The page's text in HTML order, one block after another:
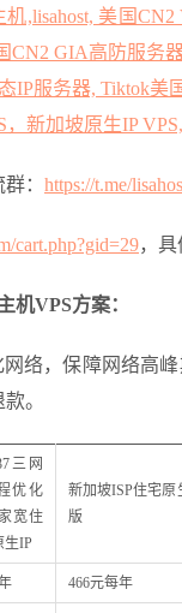
,lisahost, 美国
CN2 GIA高防服务
IP服务器, Tiktok
，新加坡原生IP
： https://t.me/
cart.php?gid=29，具
机VPS方案：
络，保障网络高
。
三网
优化
宽住
生IP
新加坡ISP住宅原
版
466元每年